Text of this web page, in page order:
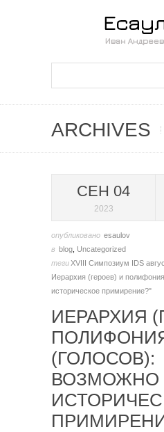
ARCHIVES
СЕН 04
2023
опубликовано esaulov
в blog Uncategorized
тегиXVIII Симпозиум IDS
Иерархия (героев) и
историческое примирение?"
ИЕРАРХИЯ
(ГОЛОСОВ):
ВОЗМОЖНО